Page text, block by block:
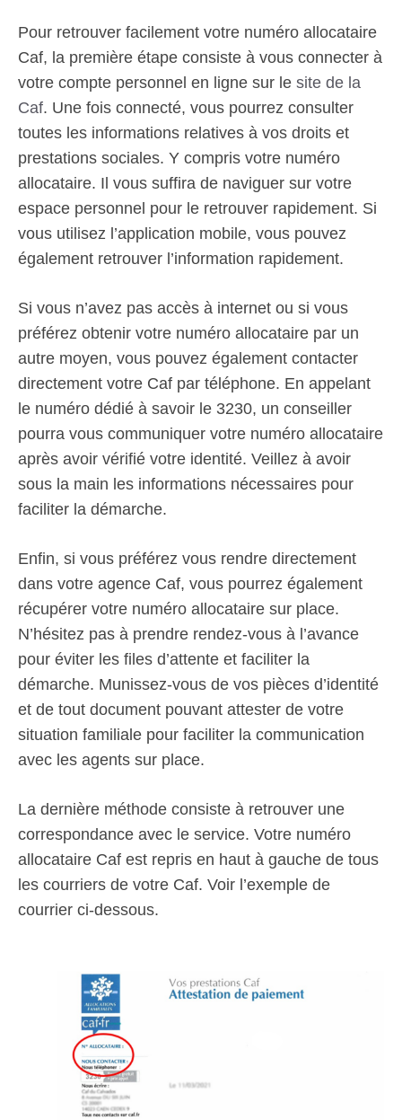
Pour retrouver facilement votre numéro allocataire
Caf, la première étape consiste à vous connecter à
votre compte personnel en ligne sur le site de la
Caf. Une fois connecté, vous pourrez consulter
toutes les informations relatives à vos droits et
prestations sociales. Y compris votre numéro
allocataire. Il vous suffira de naviguer sur votre
espace personnel pour le retrouver rapidement. Si
vous utilisez l’application mobile, vous pouvez
également retrouver l’information rapidement.
Si vous n’avez pas accès à internet ou si vous
préférez obtenir votre numéro allocataire par un
autre moyen, vous pouvez également contacter
directement votre Caf par téléphone. En appelant
le numéro dédié à savoir le 3230, un conseiller
pourra vous communiquer votre numéro allocataire
après avoir vérifié votre identité. Veillez à avoir
sous la main les informations nécessaires pour
faciliter la démarche.
Enfin, si vous préférez vous rendre directement
dans votre agence Caf, vous pourrez également
récupérer votre numéro allocataire sur place.
N’hésitez pas à prendre rendez-vous à l’avance
pour éviter les files d’attente et faciliter la
démarche. Munissez-vous de vos pièces d’identité
et de tout document pouvant attester de votre
situation familiale pour faciliter la communication
avec les agents sur place.
La dernière méthode consiste à retrouver une
correspondance avec le service. Votre numéro
allocataire Caf est repris en haut à gauche de tous
les courriers de votre Caf. Voir l’exemple de
courrier ci-dessous.